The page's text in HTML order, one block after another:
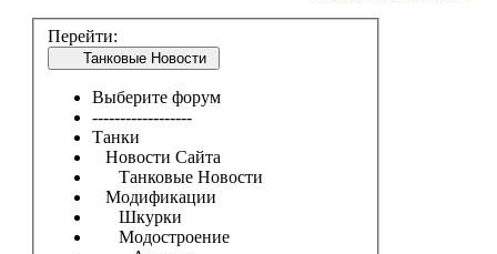
Перейти:
Танковые Новости
Выберите форум
------------------
Танки
Новости Сайта
Танковые Новости
Модификации
Шкурки
Модостроение